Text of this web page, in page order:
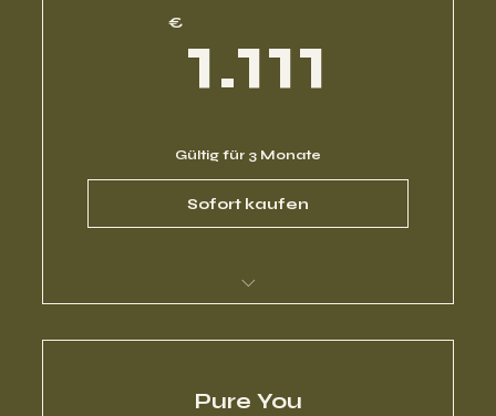
€ 1.111
Gültig für 3 Monate
Sofort kaufen
Pure You